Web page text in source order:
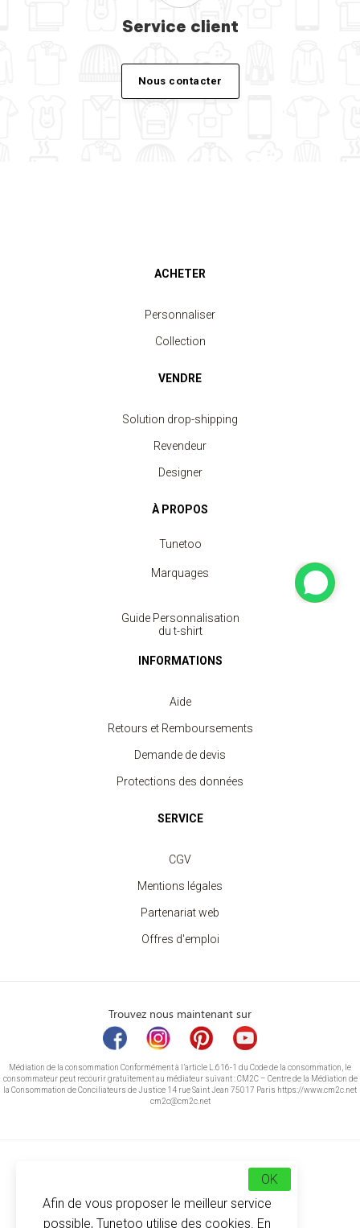
Service client
Nous contacter
ACHETER
Personnaliser
Collection
VENDRE
Solution drop-shipping
Revendeur
Designer
À PROPOS
Tunetoo
Marquages
Guide Personnalisation
du t-shirt
INFORMATIONS
Aide
Retours et Remboursements
Demande de devis
Protections des données
SERVICE
CGV
Mentions légales
Partenariat web
Offres d'emploi
Trouvez nous maintenant sur
Médiation de la consommation Conformément à l’article L.616-1 du Code de la consommation, le
consommateur peut recourir gratuitement au médiateur suivant : CM2C – Centre de la Médiation de
la Consommation de Conciliateurs de Justice 14 rue Saint Jean 75017 Paris https://www.cm2c.net
cm2c@cm2c.net
Afin de vous proposer le meilleur service
possible, Tunetoo utilise des cookies. En
OK